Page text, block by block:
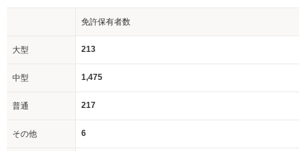
免許保有者数
大型 213
中型 1,475
普通 217
その他 6